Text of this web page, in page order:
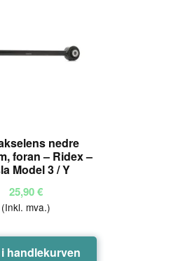
nedre
foran – Ridex –
Model 3 / Y
25,90€
(Inkl. mva.)
handlekurven